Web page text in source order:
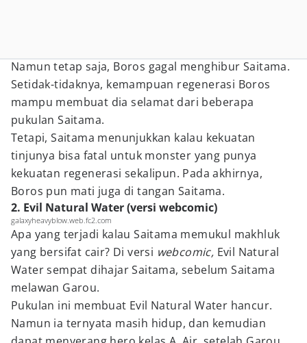
Namun tetap saja, Boros gagal menghibur Saitama.
Setidak-tidaknya, kemampuan regenerasi Boros
mampu membuat dia selamat dari beberapa
pukulan Saitama.
Tetapi, Saitama menunjukkan kalau kekuatan
tinjunya bisa fatal untuk monster yang punya
kekuatan regenerasi sekalipun. Pada akhirnya,
Boros pun mati juga di tangan Saitama.
2. Evil Natural Water (versi webcomic)
galaxyheavyblow.web.fc2.com
Apa yang terjadi kalau Saitama memukul makhluk
yang bersifat cair? Di versi webcomic, Evil Natural
Water sempat dihajar Saitama, sebelum Saitama
melawan Garou.
Pukulan ini membuat Evil Natural Water hancur.
Namun ia ternyata masih hidup, dan kemudian